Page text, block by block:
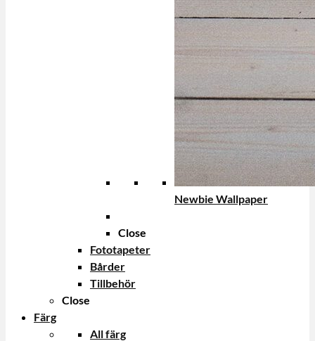
Newbie Wallpaper
Close
Fototapeter
Bårder
Tillbehör
Close
Färg
All färg